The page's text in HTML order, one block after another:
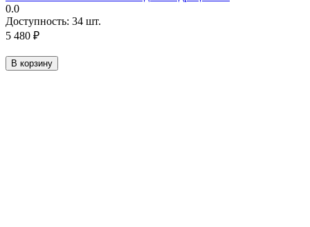
0.0
Доступность: 34 шт.
5 480 ₽
В корзину